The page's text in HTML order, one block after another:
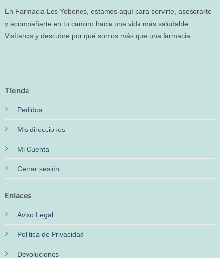
En Farmacia Los Yebenes, estamos aquí para servirte, asesorarte
y acompañarte en tu camino hacia una vida más saludable.
Visítanos y descubre por qué somos más que una farmacia.
Tienda
Pedidos
Mis direcciones
Mi Cuenta
Cerrar sesión
Enlaces
Aviso Legal
Política de Privacidad
Devoluciones